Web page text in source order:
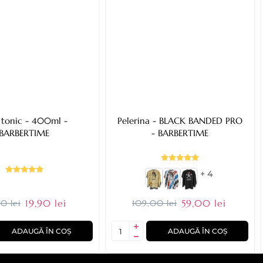
tonic - 400ml -
BARBERTIME
lei 19,90 lei
ADAUGĂ ÎN COȘ
Pelerina - BLACK BANDED PRO
- BARBERTIME
+ 4
109,00 lei 59,00 lei
ADAUGĂ ÎN COȘ